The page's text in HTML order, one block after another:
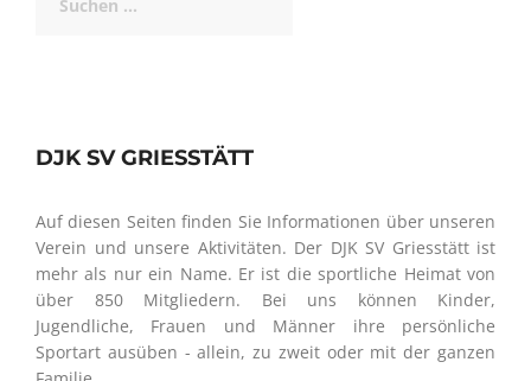
nach:
DJK SV GRIESSTÄTT
Auf diesen Seiten finden Sie Informationen über unseren
Verein und unsere Aktivitäten. Der DJK SV Griesstätt ist
mehr als nur ein Name. Er ist die sportliche Heimat von
über 850 Mitgliedern. Bei uns können Kinder,
Jugendliche, Frauen und Männer ihre persönliche
Sportart ausüben - allein, zu zweit oder mit der ganzen